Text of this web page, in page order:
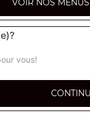
VOIR NOS
vous!